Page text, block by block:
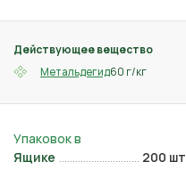
Действующее вещество
Метальдегид60 г/кг
Ящике 200 шт